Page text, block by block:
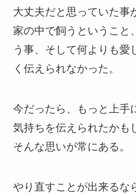
大丈夫だと思っていた事
家の中で飼うということ
う事、そして何よりも愛
く伝えられなかった。
今だったら、もっと上手
気持ちを伝えられたかも
そんな思いが常にある。
やり直すことが出来るな